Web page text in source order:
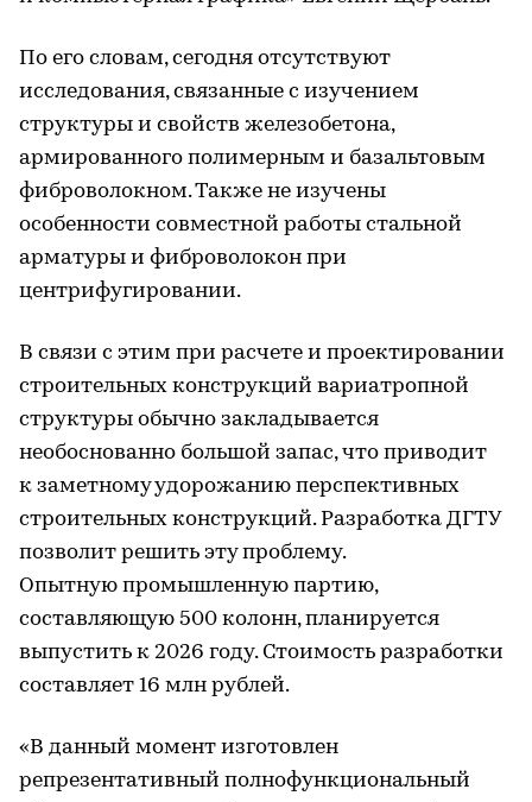
По его словам, сегодня отсутствуют
исследования, связанные с изучением
структуры и свойств железобетона,
армированного полимерным и базальтовым
фиброволокном. Также не изучены
особенности совместной работы стальной
арматуры и фиброволокон при
центрифугировании.
В связи с этим при расчете и проектировании
строительных конструкций вариатропной
структуры обычно закладывается
необоснованно большой запас, что приводит
к заметному удорожанию перспективных
строительных конструкций. Разработка ДГТУ
позволит решить эту проблему.
Опытную промышленную партию,
составляющую 500 колонн, планируется
выпустить к 2026 году. Стоимость разработки
составляет 16 млн рублей.
«В данный момент изготовлен
репрезентативный полнофункциональный